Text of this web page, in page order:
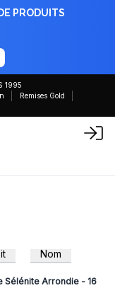
PRODUITS
1995
Remises Gold
Nom
vous pour
aux prix de gros
Sélénite Arrondie - 16